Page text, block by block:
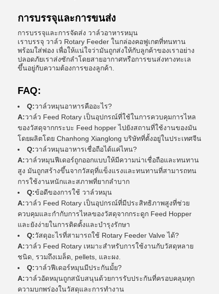
การบรรจุและการขนส่ง
การบรรจุและการจัดส่ง วาล์วอาหารหมุน
เราบรรจุ วาล์ว Rotary Feeder ในกล่องคอฟูเกตที่ทนทาน
พร้อมใส่ฟอง เพื่อให้แน่ใจว่ามันถูกส่งให้กับลูกค้าของเราอย่าง
ปลอดภัยเราส่งซักลําโดยสายอากาศหรือการขนส่งทางทะเล
ขึ้นอยู่กับความต้องการของลูกค้า.
FAQ:
Q:วาล์วหมุนอาหารคืออะไร?
A:วาล์ว Feed Rotary เป็นอุปกรณ์ที่ใช้ในการควบคุมการไหล
ของวัสดุจากกระบะ Feed hopper ไปยังสถานที่ใช้งานของมัน
โดยผลิตโดย Chanhong Xianglong บริษัทที่ตั้งอยู่ในประเทศจีน
Q:วาล์วหมุนอาหารเชื่อถือได้แค่ไหน?
A:วาล์วหมุนฟีเดอร์ถูกออกแบบให้มีความน่าเชื่อถือและทนทาน
สูง มันถูกสร้างขึ้นจากวัสดุที่แข็งแรงและทนทานที่สามารถทน
การใช้งานหนักและสภาพที่ยากลําบาก
Q:ข้อดีของการใช้ วาล์วหมุน
A:วาล์ว Feed Rotary เป็นอุปกรณ์ที่มีประสิทธิภาพสูงที่ช่วย
ควบคุมและกํากับการไหลของวัสดุจากกระดูก Feed Hopper
และยังง่ายในการติดตั้งและบํารุงรักษา
Q:วัสดุอะไรที่สามารถใช้ Rotary Feeder Valve ได้?
A:วาล์ว Feed Rotary เหมาะสําหรับการใช้งานกับวัสดุหลาย
ชนิด, รวมถึงเมล็ด, pellets, และผง.
Q:วาล์วฟีเดอร์หมุนมีประกันมั้ย?
A:วาล์วอัดหมุนถูกสนับสนุนด้วยการรับประกันที่ครอบคลุมทุก
ความบกพร่องในวัสดุและการทํางาน